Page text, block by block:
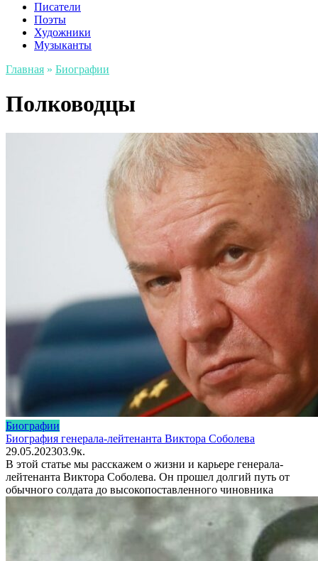
Писатели
Поэты
Художники
Музыканты
Главная » Биографии
Полководцы
Биографии
Биография генерала-лейтенанта Виктора Соболева
29.05.202303.9к.
В этой статье мы расскажем о жизни и карьере генерала-
лейтенанта Виктора Соболева. Он прошел долгий путь от
обычного солдата до высокопоставленного чиновника